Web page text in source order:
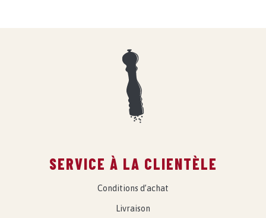
SERVICE À LA CLIENTÈLE
Conditions d’achat
Livraison